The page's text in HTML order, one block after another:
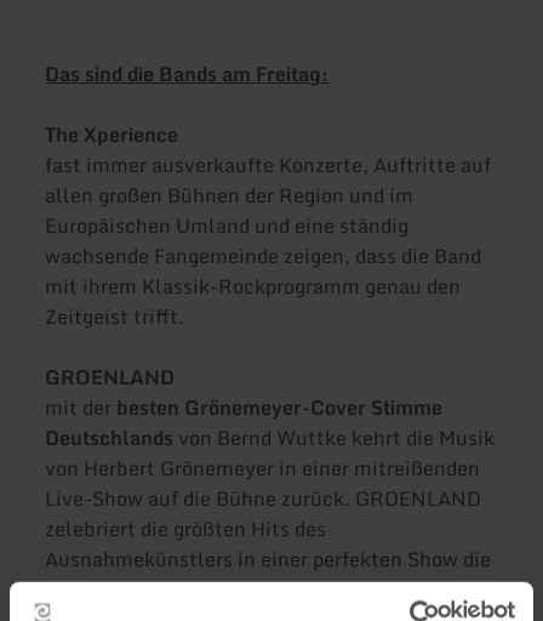
Das sind die Bands am Freitag:
The Xperience
fast immer ausverkaufte Konzerte, Auftritte auf
allen großen Bühnen der Region und im
Europäischen Umland und eine ständig
wachsende Fangemeinde zeigen, dass die Band
mit ihrem Klassik-Rockprogramm genau den
Zeitgeist trifft.
GROENLAND
mit derbesten Grönemeyer-Cover Stimme
Deutschlands von Bernd Wuttke kehrt die Musik
von Herbert Grönemeyer in einer mitreißenden
Live-Show auf die Bühne zurück. GROENLAND
zelebriert die größten Hits des
Ausnahmekünstlers in einer perfekten Show die
auch schon bei RTL, SAT1, NDR, MDR, HR3